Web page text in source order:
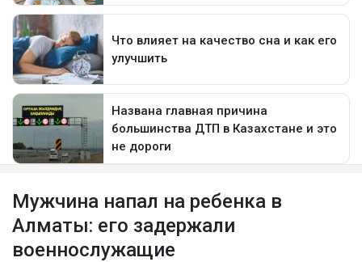
Мужчина напал на ребенка в
Алматы: его задержали
военнослужащие